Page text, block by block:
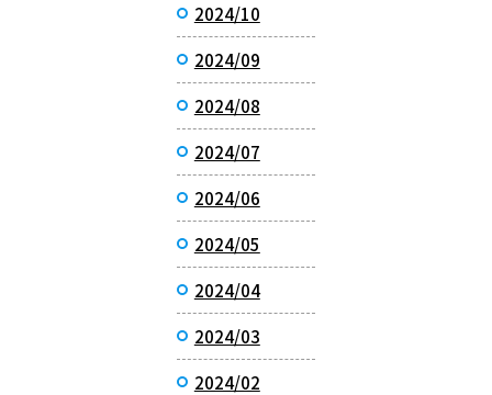
2024/10
2024/09
2024/08
2024/07
2024/06
2024/05
2024/04
2024/03
2024/02